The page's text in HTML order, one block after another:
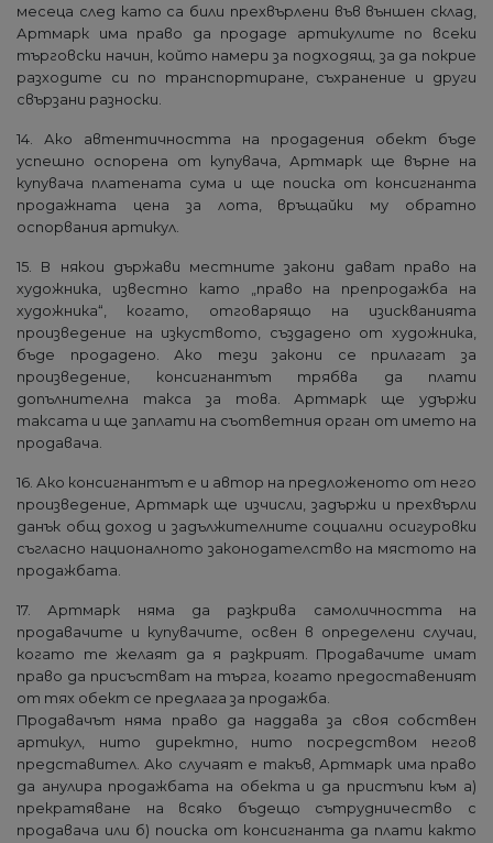
месеца след като са били прехвърлени във външен склад,
Артмарк има право да продаде артикулите по всеки
търговски начин, който намери за подходящ, за да покрие
разходите си по транспортиране, съхранение и други
свързани разноски.
14. Ако автентичността на продадения обект бъде
успешно оспорена от купувача, Артмарк ще върне на
купувача платената сума и ще поиска от консигнанта
продажната цена за лота, връщайки му обратно
оспорвания артикул.
15. В някои държави местните закони дават право на
художника, известно като „право на препродажба на
художника“, когато, отговарящо на изискванията
произведение на изкуството, създадено от художника,
бъде продадено. Ако тези закони се прилагат за
произведение, консигнантът трябва да плати
допълнителна такса за това. Артмарк ще удържи
таксата и ще заплати на съответния орган от името на
продавача.
16. Ако консигнантът е и автор на предложеното от него
произведение, Артмарк ще изчисли, задържи и прехвърли
данък общ доход и задължителните социални осигуровки
съгласно националното законодателство на мястото на
продажбата.
17. Артмарк няма да разкрива самоличността на
продавачите и купувачите, освен в определени случаи,
когато те желаят да я разкрият. Продавачите имат
право да присъстват на търга, когато предоставеният
от тях обект се предлага за продажба.
Продавачът няма право да наддава за своя собствен
артикул, нито директно, нито посредством негов
представител. Ако случаят е такъв, Артмарк има право
да анулира продажбата на обекта и да пристъпи към а)
прекратяване на всяко бъдещо сътрудничество с
продавача или б) поиска от консигнанта да плати както